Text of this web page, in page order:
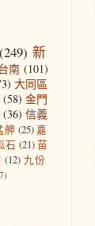
(249) 新
南 (101)
大同區
(58) 金門
(36) 信義
舺 (25) 嘉
石 (21)苗
(12) 九份